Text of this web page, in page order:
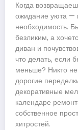
Когда
ожидание уюта —
необходимость.
безликим, а
диван и
что делать, если
меньше? Никто
дорогие
декоративные
календаре
собственное
хитростей.